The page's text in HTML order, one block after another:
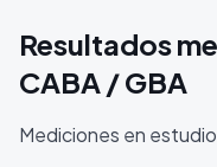
Resultados
CABA / GBA
Mediciones en